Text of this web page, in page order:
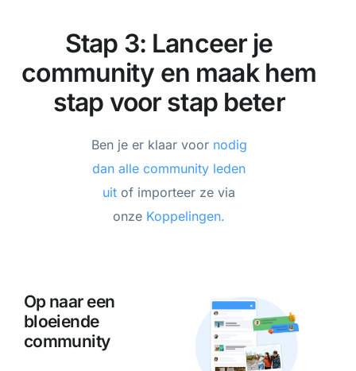
Stap 3: Lanceer je
community en maak hem
stap voor stap beter
Ben je er klaar voor nodig
dan alle community leden
uit of importeer ze via
onze Koppelingen.
Op naar een
bloeiende
community